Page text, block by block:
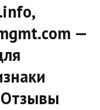
—